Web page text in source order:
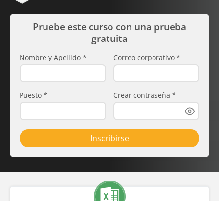
Pruebe este curso con una prueba
gratuita
Nombre y Apellido * Correo corporativo *
Puesto * Crear contraseña *
Inscribirse